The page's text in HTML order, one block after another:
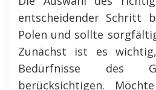
entscheidender Schritt
Polen und sollte
Zunächst ist es
Bedürfnisse des
berücksichtigen.